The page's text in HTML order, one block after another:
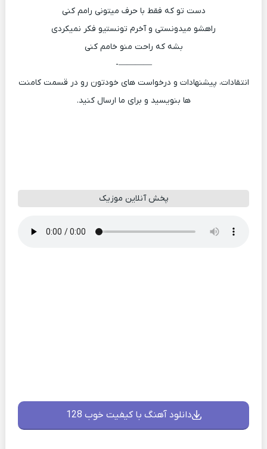
دست تو که فقط با حرف میتونی رامم کنی
راهشو میدونستی و آخرم تونستیو فکر نمیکردی
بشه که راحت منو خامم کنی
————-
انتقادات، پیشنهادات و درخواست های خودتون رو در قسمت کامنت
ها بنویسید و برای ما ارسال کنید.
پخش آنلاین موزیک
دانلود آهنگ با کیفیت خوب 128